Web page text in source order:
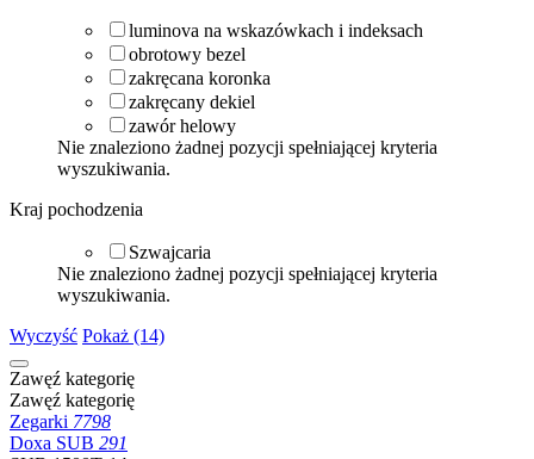
luminova na wskazówkach i indeksach
obrotowy bezel
zakręcana koronka
zakręcany dekiel
zawór helowy
Nie znaleziono żadnej pozycji spełniającej kryteria
wyszukiwania.
Kraj pochodzenia
Szwajcaria
Nie znaleziono żadnej pozycji spełniającej kryteria
wyszukiwania.
Wyczyść Pokaż (14)
Zawęź kategorię
Zawęź kategorię
Zegarki 7798
Doxa SUB 291